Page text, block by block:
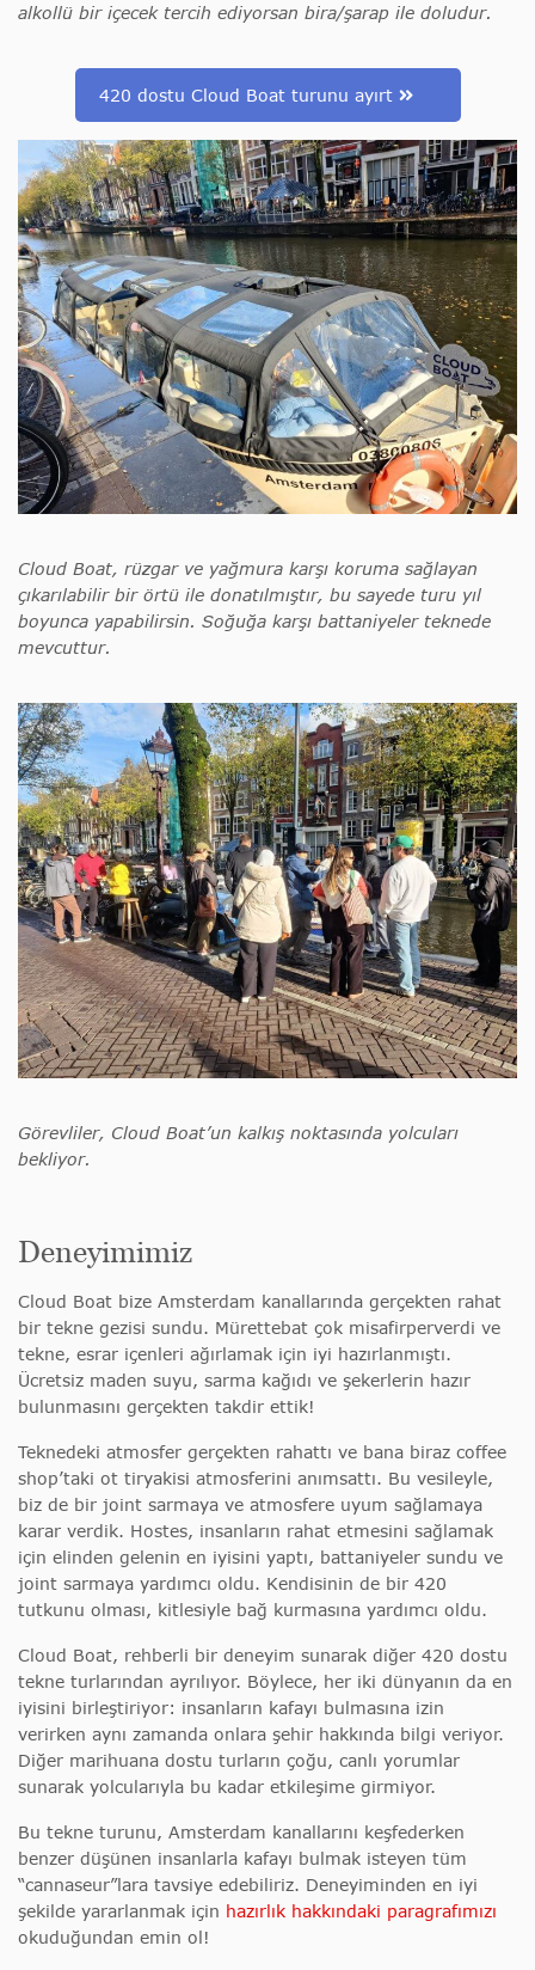
alkollü bir içecek tercih ediyorsan bira/şarap ile doludur.
420 dostu Cloud Boat turunu ayırt
Cloud Boat, rüzgar ve yağmura karşı koruma sağlayan
çıkarılabilir bir örtü ile donatılmıştır, bu sayede turu yıl
boyunca yapabilirsin. Soğuğa karşı battaniyeler teknede
mevcuttur.
Görevliler, Cloud Boat’un kalkış noktasında yolcuları
bekliyor.
Deneyimimiz
Cloud Boat bize Amsterdam kanallarında gerçekten rahat
bir tekne gezisi sundu. Mürettebat çok misafirperverdi ve
tekne, esrar içenleri ağırlamak için iyi hazırlanmıştı.
Ücretsiz maden suyu, sarma kağıdı ve şekerlerin hazır
bulunmasını gerçekten takdir ettik!
Teknedeki atmosfer gerçekten rahattı ve bana biraz coffee
shop’taki ot tiryakisi atmosferini anımsattı. Bu vesileyle,
biz de bir joint sarmaya ve atmosfere uyum sağlamaya
karar verdik. Hostes, insanların rahat etmesini sağlamak
için elinden gelenin en iyisini yaptı, battaniyeler sundu ve
joint sarmaya yardımcı oldu. Kendisinin de bir 420
tutkunu olması, kitlesiyle bağ kurmasına yardımcı oldu.
Cloud Boat, rehberli bir deneyim sunarak diğer 420 dostu
tekne turlarından ayrılıyor. Böylece, her iki dünyanın da en
iyisini birleştiriyor: insanların kafayı bulmasına izin
verirken aynı zamanda onlara şehir hakkında bilgi veriyor.
Diğer marihuana dostu turların çoğu, canlı yorumlar
sunarak yolcularıyla bu kadar etkileşime girmiyor.
Bu tekne turunu, Amsterdam kanallarını keşfederken
benzer düşünen insanlarla kafayı bulmak isteyen tüm
“cannaseur”lara tavsiye edebiliriz. Deneyiminden en iyi
şekilde yararlanmak için hazırlık hakkındaki paragrafımızı
okuduğundan emin ol!